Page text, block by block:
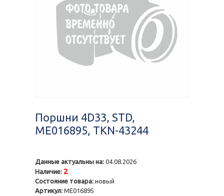
Поршни 4D33, STD,
ME016895, TKN-43244
Данные актуальны на: 04.08.2026
Наличие: 2
Состояние товара: новый
Артикул: ME016895